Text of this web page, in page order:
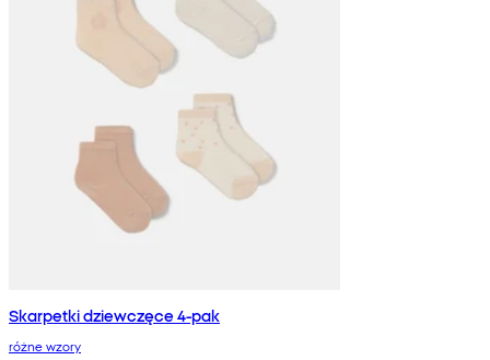
Skarpetki dziewczęce 4-pak
różne wzory